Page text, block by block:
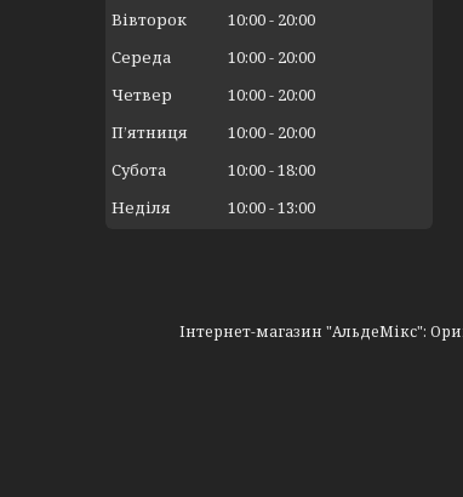
Вівторок
10:00
20:00
Середа
10:00
20:00
Четвер
10:00
20:00
Пʼятниця
10:00
20:00
Субота
10:00 18:00
Неділя
10:00 13:00